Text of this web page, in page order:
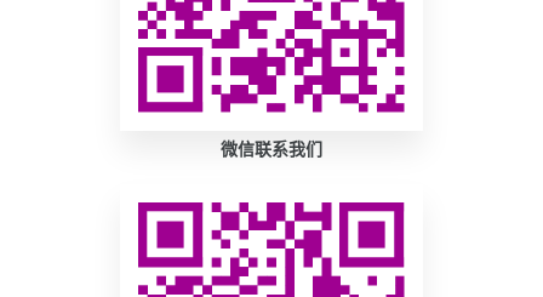
微信联系我们